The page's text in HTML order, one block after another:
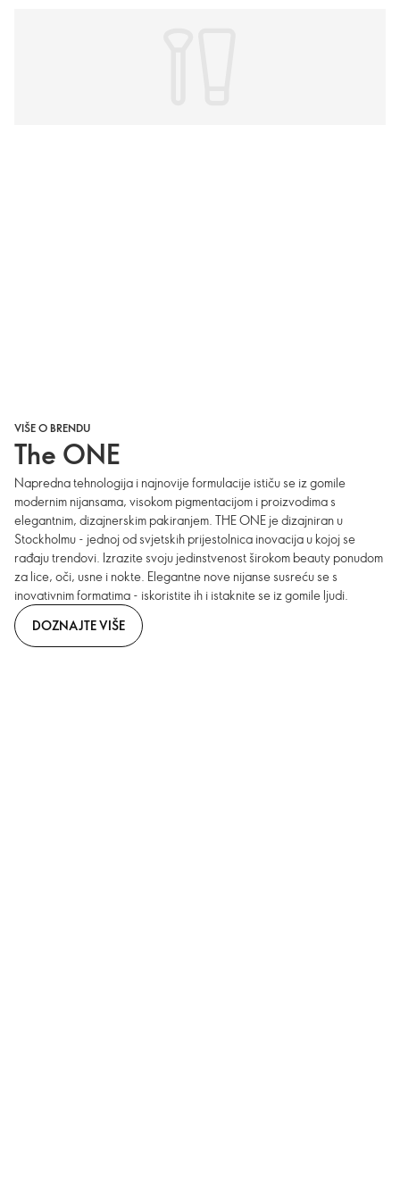
VIŠE O BRENDU
The ONE
Napredna tehnologija i najnovije formulacije ističu se iz gomile
modernim nijansama, visokom pigmentacijom i proizvodima s
elegantnim, dizajnerskim pakiranjem. THE ONE je dizajniran u
Stockholmu - jednoj od svjetskih prijestolnica inovacija u kojoj se
rađaju trendovi. Izrazite svoju jedinstvenost širokom beauty ponudom
za lice, oči, usne i nokte. Elegantne nove nijanse susreću se s
inovativnim formatima - iskoristite ih i istaknite se iz gomile ljudi.
DOZNAJTE VIŠE